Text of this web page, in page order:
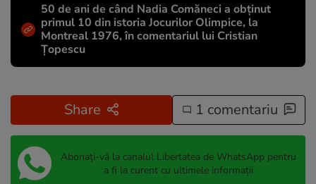
50 de ani de când Nadia Comăneci a obţinut
primul 10 din istoria Jocurilor Olimpice, la
Montreal 1976, în comentariul lui Cristian
Țopescu
Share 1 comentariu
Abonați-vă la canalul Libertatea de WhatsApp pentru
a fi la curent cu ultimele informații